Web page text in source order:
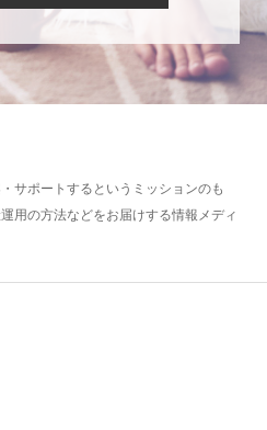
サポートするというミッションのも
用の方法などをお届けする情報メディ